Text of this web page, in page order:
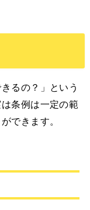
るの？」という
条例は一定の範
できます。